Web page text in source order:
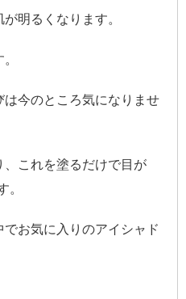
明るくなります。
今のところ気になりませ
、これを塗るだけで目が
。
お気に入りのアイシャド